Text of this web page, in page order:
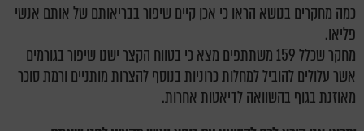
כמה מחקרים בנושא הראו כי אכן קיים שיפור בבריאותם של אותם אנשי
פליאו.
מחקר שכלל 159 משתתפים מצא כי בטווח הקצר ישנו שיפור בגורמים
אשר עלולים להוביל למחלות כרוניות בנוסף להצרות מותניים ורמת סוכר
מאוזנת בגוף בהשוואה לדיאטות אחרות.